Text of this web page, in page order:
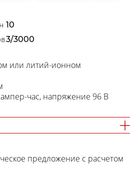
10
3/3000
или литий-ионном
час, напряжение 96 В
предложение с расчетом